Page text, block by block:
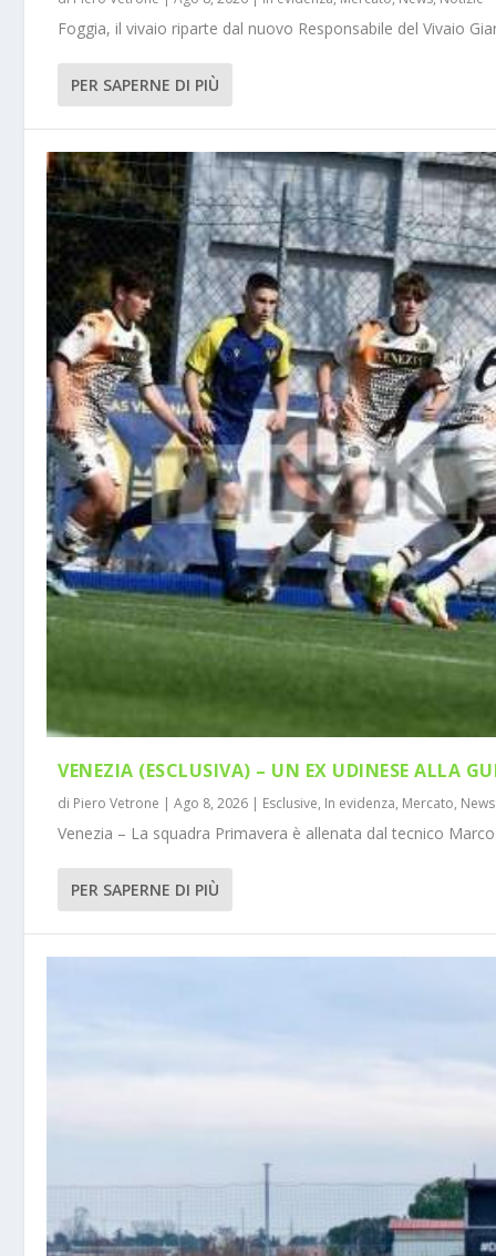
Foggia, il vivaio riparte dal nuovo Responsabile del Vivaio
PER SAPERNE DI PIÙ
VENEZIA (ESCLUSIVA) – UN EX UDINESE ALLA
di Piero Vetrone |Ago 8, 2026 | Esclusive, In evidenza, Mercato, News
Venezia – La squadra Primavera è allenata dal tecnico
PER SAPERNE DI PIÙ